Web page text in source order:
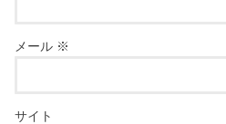
メール ※
サイト